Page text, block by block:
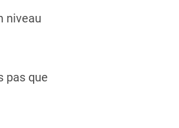
niveau
pas que